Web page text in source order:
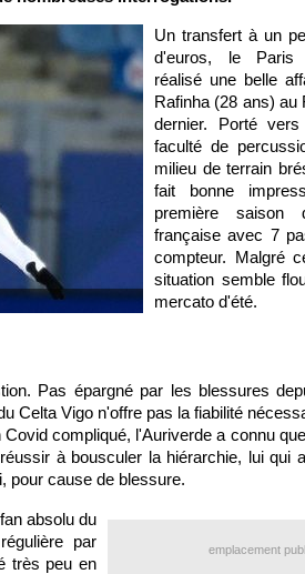
Un transfert à un
d'euros, le Paris
réalisé une belle
Rafinha (28 ans) au
dernier. Porté
faculté de
milieu de terrain
fait bonne
première saison
française avec 7
compteur. Malgré
situation semble
mercato d'été.
Pas épargné par les blessures
Celta Vigo n'offre pas la fiabilité
compliqué, l'Auriverde a connu
à bousculer la hiérarchie, lui qui
pour cause de blessure.
emplacement
absolu du
par
très peu en